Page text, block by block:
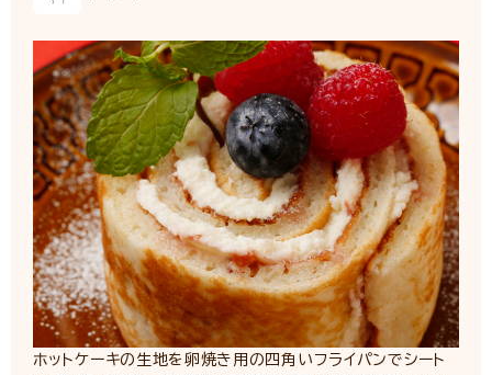
ホットケーキの生地を卵焼き用の四角いフライパンでシート